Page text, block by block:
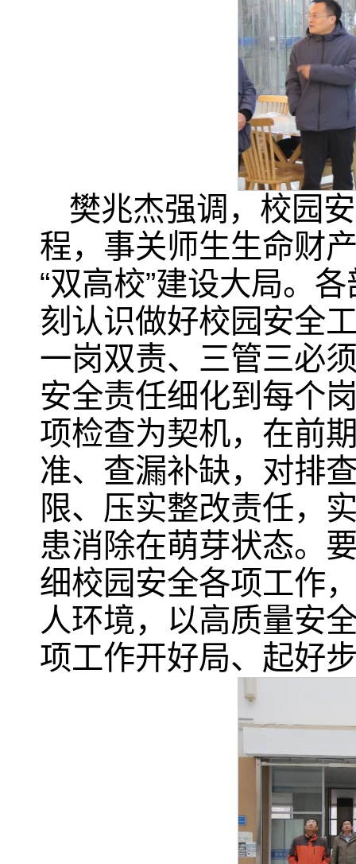
樊兆杰强调，校园
程，事关师生生命财
“双高校”建设大局。
刻认识做好校园安全
一岗双责、三管三必
安全责任细化到每个
项检查为契机，在前
准、查漏补缺，对排
限、压实整改责任，
患消除在萌芽状态。
细校园安全各项工作
人环境，以高质量安
项工作开好局、起好